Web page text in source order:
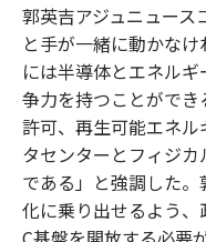
郭英吉アジュニュー
と手が一緒に動かな
には半導体とエネル
争力を持つことがで
許可、再生可能エネ
タセンターとフィジ
である」と強調した
化に乗り出せるよう